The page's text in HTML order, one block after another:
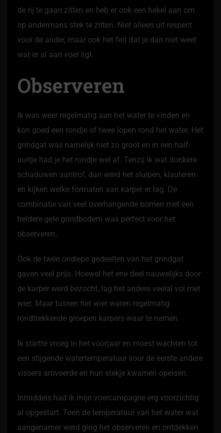
de rij te gaan zitten en heb er ook een hekel aan om
op andermans stek te zitten. Niet alleen uit respect
voor de ander, maar ook het feit dat je dan niet weet
wat er al aan voer ligt.
Observeren
Ik was weer regelmatig aan het water te vinden en
kon goed een rondje of twee lopen rond het water. Het
grindgat was namelijk niet zo groot en in een half
uurtje had je het rondje wel af. Tenzij ik wat donkere
schaduwen aantrof, dan werd het sluipen, klauteren
en kijken welke formaten aan karper er lag. De
combinatie van veel overhangende bomen met een
heldere gele grindbodem was perfect voor het
observeren.
Ook de twee ondiepe gedeelten van het grindgat
gaven veel prijs. Hoewel het ene deel nauwelijks door
de karper werd bezocht, lag het andere veelal vol met
wier. Maar tussen het wier waren regelmatig
rondtrekkende groepen karpers waar te nemen.
Ik startte vroeg in het voorjaar en moest wachten tot
een stijgende watertemperatuur voor de eerste andere
vissers arriveerde en hun stekje kwamen opeisen.
Inmiddels had ik mijn voercampagne erg voorzichtig
al opgestart. Toen de temperatuur van het water wat
aangenamer werd ging het observeren en ontdekken